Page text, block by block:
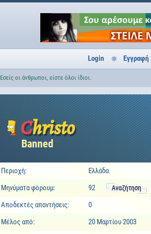
Login Εγγραφή
Εσείς οι άνθρωποι, είστε όλοι ίδιοι.
Christo
Banned
Περιοχή:
Ελλάδα
Μηνύματα φόρουμ:
92 Αναζήτηση
Αποδεκτές απαντήσεις:
0
Μέλος από:
20 Μαρτίου 2003